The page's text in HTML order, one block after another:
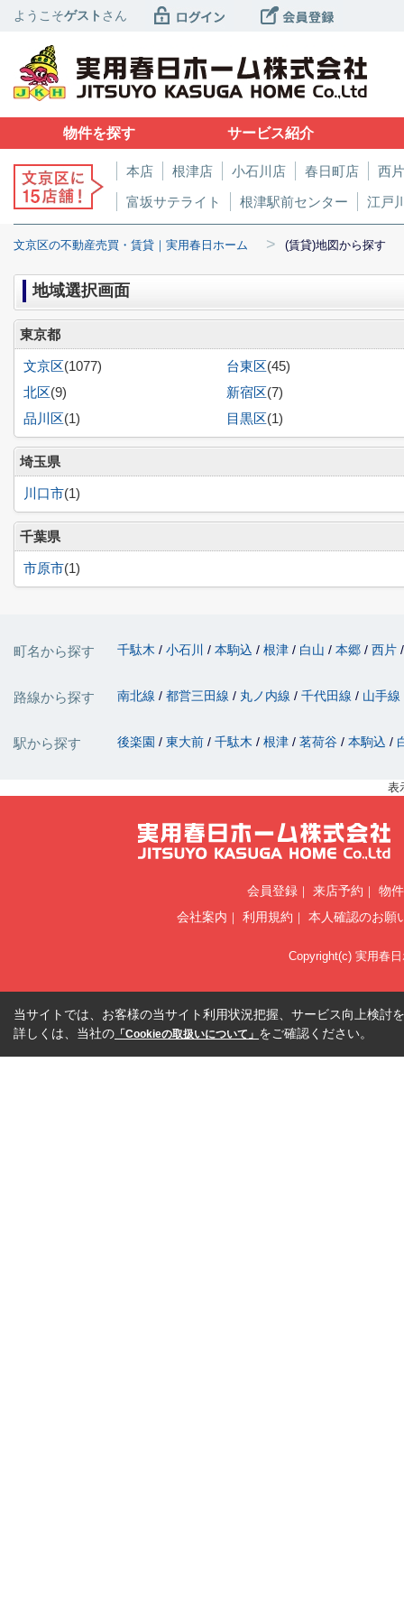
ようこそゲスト さん
物件を探す サービス紹介
本店 根津店 小石川店 春日町店
西
富坂サテライト
根津駅前センター 江戸
文京区の不動産売買・賃貸｜実用春日ホーム > (賃貸)地図から探す
地域選択画面
東京都
文京区(1077) 台東区(45)
北区(9) 新宿区(7)
品川区(1) 目黒区(1)
埼玉県
川口市(1)
千葉県
市原市(1)
町名から探す 千駄木 小石川 本駒込 根津 白山 本郷 西片
路線から探す 南北線 都営三田線 丸ノ内線 千代田線 山手線
駅から探す 後楽園 東大前 千駄木 根津 茗荷谷 本駒込
表
会員登録 来店予約
物
会社案内
利用規約 本人確認のお願
Copyright(c) 実用春
当サイトでは、お客様の当サイト利用状況把握、サービス向上検討
詳しくは、当社の 「Cookieの取扱いについて」 をご確認ください。